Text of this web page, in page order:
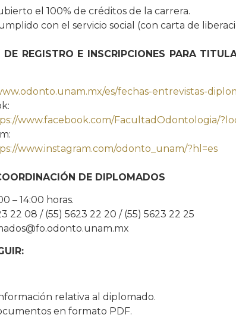
el 100% de créditos de la carrera.
con el servicio social (con carta de
DE REGISTRO E INSCRIPCIONES PARA
es/fechas-entrevistas-
www.facebook.com/FacultadOdontologia/
www.instagram.com/odonto_unam/?hl=es
DE DIPLOMADOS
– 14:00 horas.
22 08 / (55) 5623 22 20 / (55) 5623 22 25
relativa al diplomado.
en formato PDF.